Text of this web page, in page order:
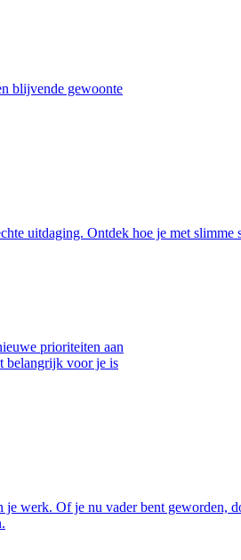
blijvende gewoonte
uitdaging. Ontdek hoe je met
prioriteiten aan
belangrijk voor je is
werk. Of je nu vader bent